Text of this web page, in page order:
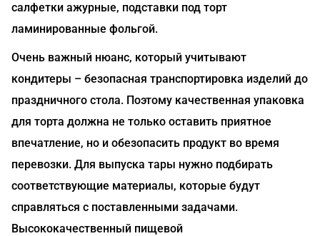
салфетки ажурные, подставки под торт
ламинированные фольгой.
Очень важный нюанс, который учитывают
кондитеры – безопасная транспортировка изделий до
праздничного стола. Поэтому качественная упаковка
для торта должна не только оставить приятное
впечатление, но и обезопасить продукт во время
перевозки. Для выпуска тары нужно подбирать
соответствующие материалы, которые будут
справляться с поставленными задачами.
Высококачественный пищевой